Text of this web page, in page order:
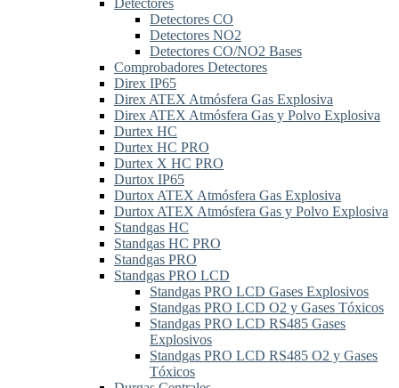
Detectores
Detectores CO
Detectores NO2
Detectores CO/NO2 Bases
Comprobadores Detectores
Direx IP65
Direx ATEX Atmósfera Gas Explosiva
Direx ATEX Atmósfera Gas y Polvo Explosiva
Durtex HC
Durtex HC PRO
Durtex X HC PRO
Durtox IP65
Durtox ATEX Atmósfera Gas Explosiva
Durtox ATEX Atmósfera Gas y Polvo Explosiva
Standgas HC
Standgas HC PRO
Standgas PRO
Standgas PRO LCD
Standgas PRO LCD Gases Explosivos
Standgas PRO LCD O2 y Gases Tóxicos
Standgas PRO LCD RS485 Gases
Explosivos
Standgas PRO LCD RS485 O2 y Gases
Tóxicos